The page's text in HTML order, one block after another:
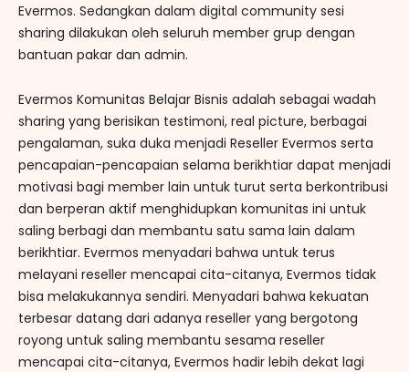
Evermos. Sedangkan dalam digital community sesi
sharing dilakukan oleh seluruh member grup dengan
bantuan pakar dan admin.
Evermos Komunitas Belajar Bisnis adalah sebagai wadah
sharing yang berisikan testimoni, real picture, berbagai
pengalaman, suka duka menjadi Reseller Evermos serta
pencapaian-pencapaian selama berikhtiar dapat menjadi
motivasi bagi member lain untuk turut serta berkontribusi
dan berperan aktif menghidupkan komunitas ini untuk
saling berbagi dan membantu satu sama lain dalam
berikhtiar. Evermos menyadari bahwa untuk terus
melayani reseller mencapai cita-citanya, Evermos tidak
bisa melakukannya sendiri. Menyadari bahwa kekuatan
terbesar datang dari adanya reseller yang bergotong
royong untuk saling membantu sesama reseller
mencapai cita-citanya, Evermos hadir lebih dekat lagi